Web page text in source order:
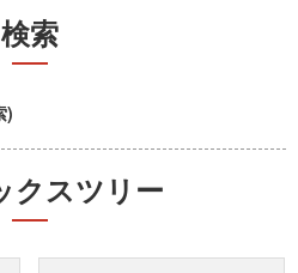
検索
)
クスツリー